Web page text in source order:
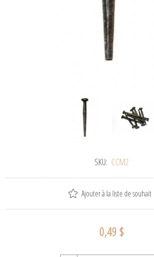
SKU: CCM2
Ajouter à la liste de souhait
0,49 $